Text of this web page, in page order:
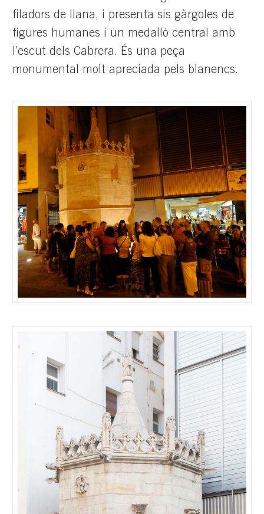
filadors de llana, i presenta sis gàrgoles de
figures humanes i un medalló central amb
l’escut dels Cabrera. És una peça
monumental molt apreciada pels blanencs.